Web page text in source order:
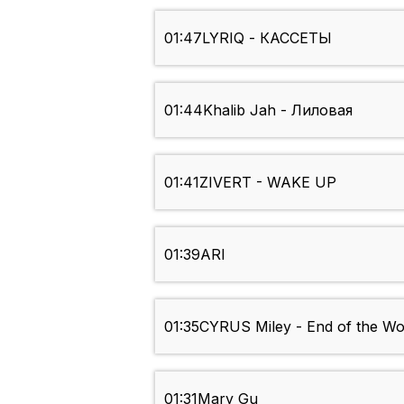
01:47LYRIQ - КАССЕТЫ
01:44Khalib Jah - Лиловая
01:41ZIVERT - WAKE UP
01:39ARI
01:35CYRUS Miley - End of the
01:31Mary Gu